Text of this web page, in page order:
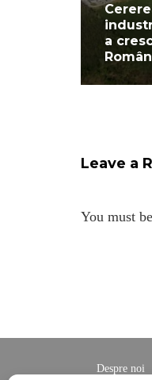
a
Leave a
You must be
Despre noi